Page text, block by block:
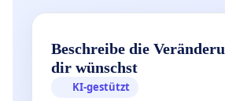
Beschreibe die
dir wünschst
KI-gestützt